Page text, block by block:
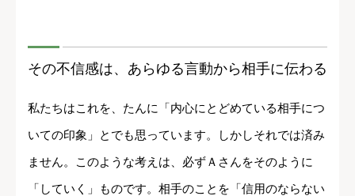
その不信感は、あらゆる言動から相手に伝わる
私たちはこれを、たんに「内心にとどめている相手につ
いての印象」とでも思っています。しかしそれでは済み
ません。このような考えは、必ずＡさんをそのように
「していく」ものです。相手のことを「信用のならない